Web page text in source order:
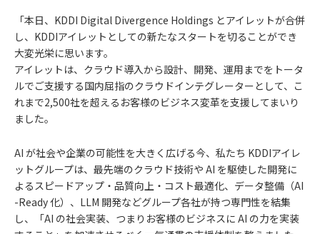
「本日、KDDI Digital Divergence Holdings とアイレットが合併
し、KDDIアイレットとしての新たなスタートを切ることができ
大変光栄に思います。
アイレットは、クラウド導入から設計、開発、運用までをトータ
ルでご支援する国内屈指のクラウドインテグレーターとして、こ
れまで2,500社を超えるお客様のビジネス変革を支援してまいり
ました。
AI が社会や企業の可能性を大きく広げる今、私たち KDDIアイレ
ットグループは、最先端のクラウド技術や AI を駆使した開発に
よるスピードアップ・品質向上・コスト最適化、データ整備（AI
-Ready 化）、LLM 開発などグループ各社が持つ専門性を結集
し、「AI の社会実装、つまりお客様のビジネスに AI の力を実装